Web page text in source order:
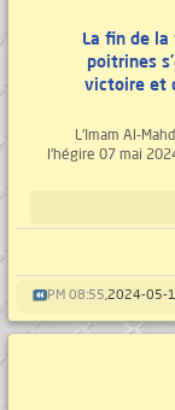
La fin de
poitrines
victoire et
L'Imam Al-
l'hégire 07 mai
08:55 PM